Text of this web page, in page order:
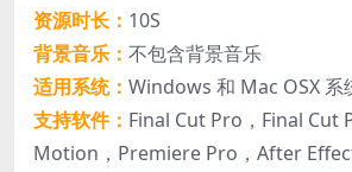
资源时长： 10S
背景音乐： 不包含背景音乐
适用系统： Windows 和 Mac OSX 系
支持软件： Final Cut Pro，Final Cut
Motion，Premiere Pro，After